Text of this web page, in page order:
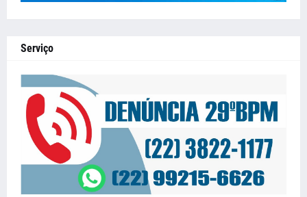
Serviço